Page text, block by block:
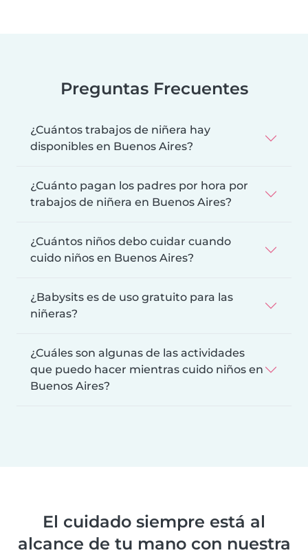
Preguntas Frecuentes
¿Cuántos trabajos de niñera hay
disponibles en Buenos Aires?
¿Cuánto pagan los padres por hora por
trabajos de niñera en Buenos Aires?
¿Cuántos niños debo cuidar cuando
cuido niños en Buenos Aires?
¿Babysits es de uso gratuito para las
niñeras?
¿Cuáles son algunas de las actividades
que puedo hacer mientras cuido niños en
Buenos Aires?
El cuidado siempre está al
alcance de tu mano con nuestra